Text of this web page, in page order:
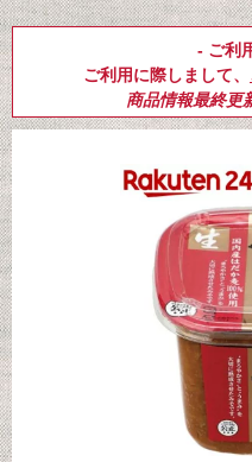
- ご利
ご利用に際しまして、
商品情報最終更